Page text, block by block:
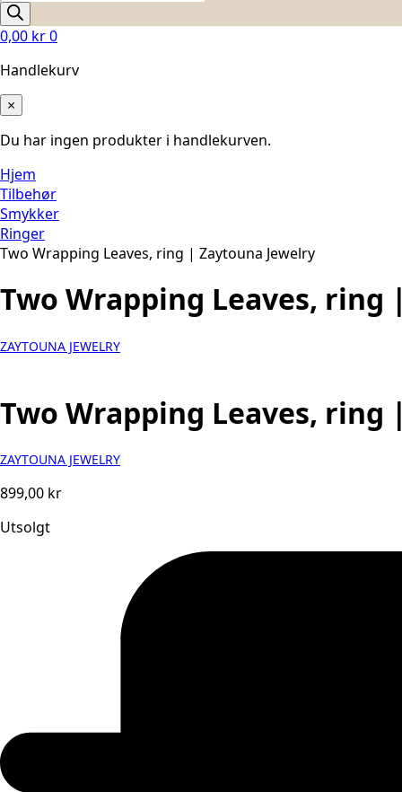
search
0,00 kr0
Handlekurv
×
Du har ingen produkter i handlekurven.
Hjem
Tilbehør
Smykker
Ringer
Two Wrapping Leaves, ring | Zaytouna Jewelry
Two Wrapping Leaves, ring
ZAYTOUNA JEWELRY
Two Wrapping Leaves, ring
ZAYTOUNA JEWELRY
899,00 kr
Utsolgt